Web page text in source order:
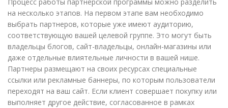
на несколько этапов. На первом этапе вам необходимо
выбрать партнеров, которые уже имеют аудиторию,
соответствующую вашей целевой группе. Это могут быть
владельцы блогов, сайт-владельцы, онлайн-магазины или
даже отдельные влиятельные личности в вашей нише.
Партнеры размещают на своих ресурсах специальные
ссылки или рекламные баннеры, по которым пользователи
переходят на ваш сайт. Если клиент совершает покупку или
выполняет другое действие, согласованное в рамках